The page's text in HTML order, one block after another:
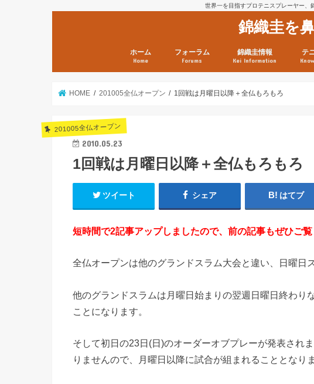
世界一を目指すプロテニスプレーヤー
錦織圭を
ホーム
Home
フォーラム
Forums
錦織圭情報
Kei Information
日現在）
点）
テ
HOME 201005全仏オープン 1回戦は月曜日以降＋全仏もろもろ
201005全仏オープン
2010.05.23
1回戦は月曜日以降＋全仏もろもろ
ツイート シェア はてブ
短時間で2記事アップしましたので、前の記事もぜひご覧
全仏オープンは他のグランドスラム大会と違い、日曜日
他のグランドスラムは月曜日始まりの翌週日曜日終わり
ことになります。
そして初日の23日(日)のオーダーオブプレーが発表され
りませんので、月曜日以降に試合が組まれることとなり